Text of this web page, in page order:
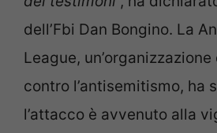
dell’Fbi Dan Bongino. La
League,
contro l’antisemitismo, ha
l’attacco è avvenuto alla